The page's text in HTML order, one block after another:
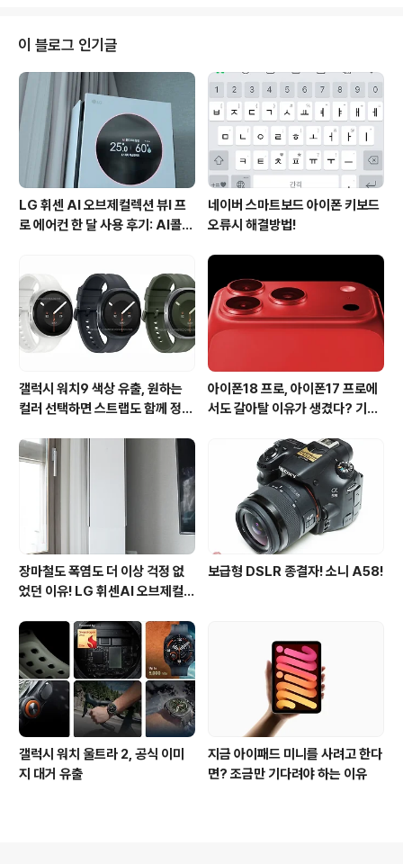
성전자는 지난 5월 국내 휴대폰 시장에서 무려 136만대의
제품을 판매했는데요. 이는 국내 5월 전체 판매량의 234
만대의 절반 이상의 판매량입니다. 이로써 삼성은 5월에 5
8%로써 4월의 48%에 비해 10% 이상 높은 판매를 올렸
는데요. 그 배경에는 갤럭시S2의 출시로 인해 상승세를 탔
다고 생각됩니다. 삼..
이 블로그 인기글
LG 휘센 AI 오브제컬렉션 뷰I 프
로 에어컨 한 달 사용 후기: AI콜드
네이버 스마트보드 아이폰 키보드
오류시 해결방법!
갤럭시 워치9 색상 유출, 원하는
컬러 선택하면 스트랩도 함께 정해
아이폰18 프로, 아이폰17 프로에
서도 갈아탈 이유가 생겼다? 기대
장마철도 폭염도 더 이상 걱정 없
었던 이유! LG 휘센AI 오브제컬렉
사용 후기
보급형 DSLR 종결자! 소니 A58!
갤럭시 워치 울트라 2, 공식 이미
지 대거 유출
지금 아이패드 미니를 사려고 한다
면? 조금만 기다려야 하는 이유